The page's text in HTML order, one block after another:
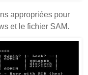
appropriées pour
et le fichier SAM.